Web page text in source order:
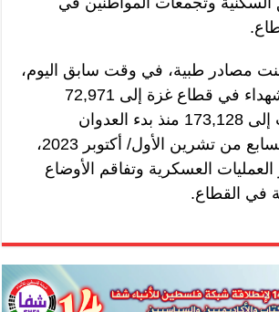
مصادر طبية، في وقت سابق اليوم،
ارتفاع حصيلة الشهداء في قطاع غزة إلى 72,971
شهيدا، والإصابات إلى 173,128 منذ بدء العدوان
الإسرائيلي في السابع من تشرين الأول/ أكتوبر 2023،
العسكرية وتفاقم الأوضاع
في القطاع.